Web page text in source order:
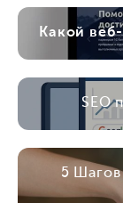
Какой
SEO
5 Шагов